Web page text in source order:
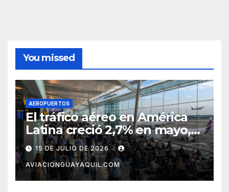
You missed
AEROPUERTOS
El tráfico aéreo en América
Latina creció 2,7% en mayo,
pero el mercado con EE.UU.
completa tres meses en
caída
15 DE JULIO DE 2026
AVIACIONGUAYAQUIL.COM